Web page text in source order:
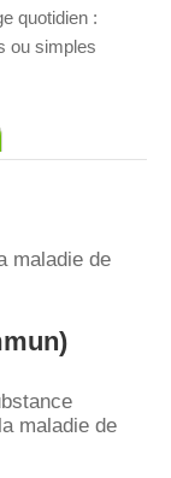
quotidien :
ou simples
maladie de
maladie de